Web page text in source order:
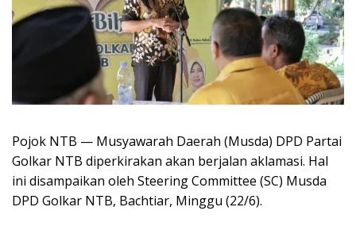
Pojok NTB — Musyawarah Daerah (Musda) DPD Partai
Golkar NTB diperkirakan akan berjalan aklamasi. Hal
ini disampaikan oleh Steering Committee (SC) Musda
DPD Golkar NTB, Bachtiar, Minggu (22/6).